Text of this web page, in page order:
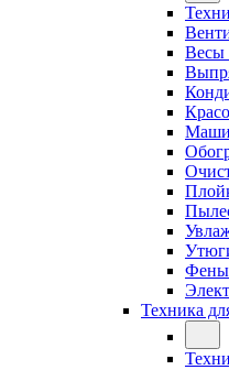
Весы
Фены
Техника